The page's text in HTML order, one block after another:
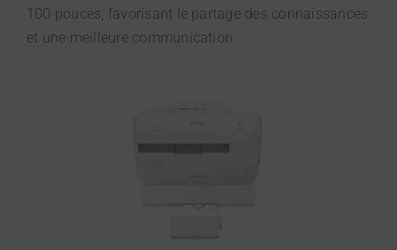
100 pouces, favorisant le partage des connaissances
et une meilleure communication.